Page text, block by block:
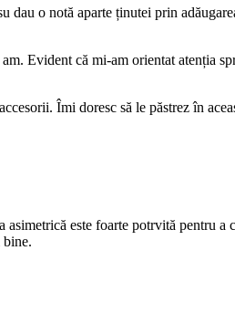
dau o notă aparte ținutei prin
Evident că mi-am orientat atenția
Îmi doresc să le păstrez în
este foarte potrvită pentru a
bine.